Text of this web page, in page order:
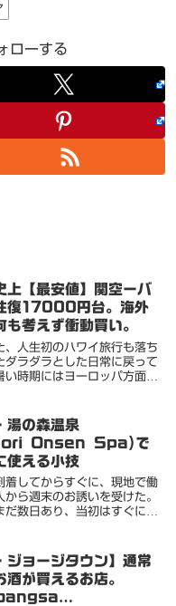
ローする
上【最安値】関空ーバ
復17000円台。海外
も考えず衝動買い。
、人生初のハワイ旅行も落ち
ダラダラとした日常に戻って
い時期にはヨーロッパ方面に
ラン」どっかのキャッチコピ
ュ...
湯の森温泉
Onsen Spa)で
使える小技
着してからすぐに、現地で働
から週末のお誘いを受けた。
だ数日あり、当初はすぐにパ
なる。（高級なレストランや
...
ジョージタウン】通常
酒が買えるお店。